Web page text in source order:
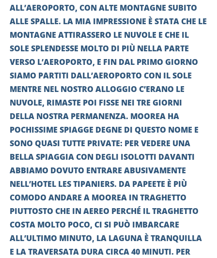
ALL’AEROPORTO, CON ALTE MONTAGNE SUBITO
ALLE SPALLE. LA MIA IMPRESSIONE È STATA CHE LE
MONTAGNE ATTIRASSERO LE NUVOLE E CHE IL
SOLE SPLENDESSE MOLTO DI PIÙ NELLA PARTE
VERSO L’AEROPORTO, E FIN DAL PRIMO GIORNO
SIAMO PARTITI DALL’AEROPORTO CON IL SOLE
MENTRE NEL NOSTRO ALLOGGIO C’ERANO LE
NUVOLE, RIMASTE POI FISSE NEI TRE GIORNI
DELLA NOSTRA PERMANENZA. MOOREA HA
POCHISSIME SPIAGGE DEGNE DI QUESTO NOME E
SONO QUASI TUTTE PRIVATE: PER VEDERE UNA
BELLA SPIAGGIA CON DEGLI ISOLOTTI DAVANTI
ABBIAMO DOVUTO ENTRARE ABUSIVAMENTE
NELL’HOTEL LES TIPANIERS. DA PAPEETE È PIÙ
COMODO ANDARE A MOOREA IN TRAGHETTO
PIUTTOSTO CHE IN AEREO PERCHÉ IL TRAGHETTO
COSTA MOLTO POCO, CI SI PUÒ IMBARCARE
ALL’ULTIMO MINUTO, LA LAGUNA È TRANQUILLA
E LA TRAVERSATA DURA CIRCA 40 MINUTI. PER